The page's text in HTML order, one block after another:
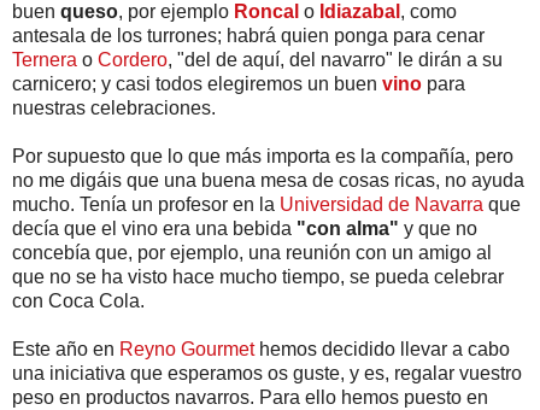
buen queso, por ejemplo Roncal o Idiazabal , como
antesala de los turrones; habrá quien ponga para cenar
Ternera o Cordero, "del de aquí, del navarro" le dirán a su
carnicero; y casi todos elegiremos un buen vino para
nuestras celebraciones.
Por supuesto que lo que más importa es la compañía, pero
no me digáis que una buena mesa de cosas ricas, no ayuda
mucho. Tenía un profesor en la Universidad de Navarra que
decía que el vino era una bebida "con alma" y que no
concebía que, por ejemplo, una reunión con un amigo al
que no se ha visto hace mucho tiempo, se pueda celebrar
con Coca Cola.
Este año en Reyno Gourmethemos decidido llevar a cabo
una iniciativa que esperamos os guste, y es, regalar vuestro
peso en productos navarros. Para ello hemos puesto en